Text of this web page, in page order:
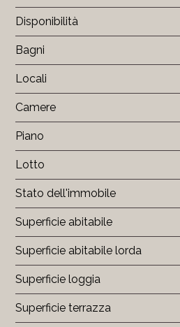
Disponibilità
Bagni
Locali
Camere
Piano
Lotto
Stato dell'immobile
Superficie abitabile
Superficie abitabile lorda
Superficie loggia
Superficie terrazza